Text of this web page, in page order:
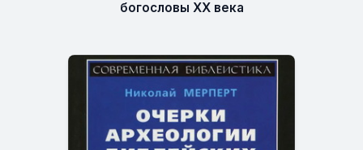
богословы XX века